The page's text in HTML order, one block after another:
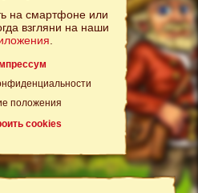
на смартфоне или
взгляни на наши
положения
cookies